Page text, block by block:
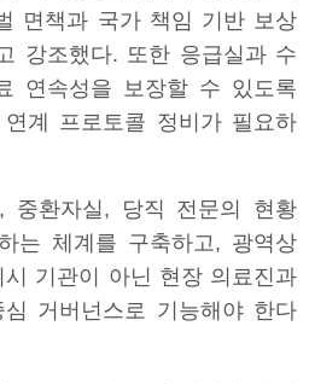
면책과 국가 책임 기반 보상
강조했다. 또한 응급실과 수
연속성을 보장할 수 있도록
계 프로토콜 정비가 필요하
중환자실, 당직 전문의 현황
는 체계를 구축하고, 광역상
기관이 아닌 현장 의료진과
거버넌스로 기능해야 한다